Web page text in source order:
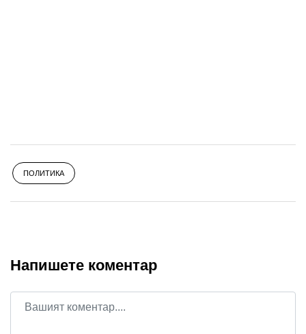
ПОЛИТИКА
Напишете коментар